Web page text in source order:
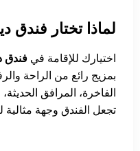
لماذا تختار فندق
اختيارك للإقامة في فندق
بمزيج رائع من الراحة
الفاخرة، المرافق
تجعل الفندق وجهة